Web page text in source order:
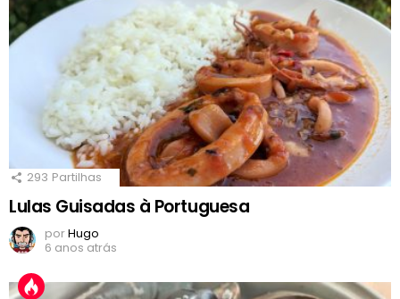
293 Partilhas
Lulas Guisadas à Portuguesa
porHugo
6 anos atrás